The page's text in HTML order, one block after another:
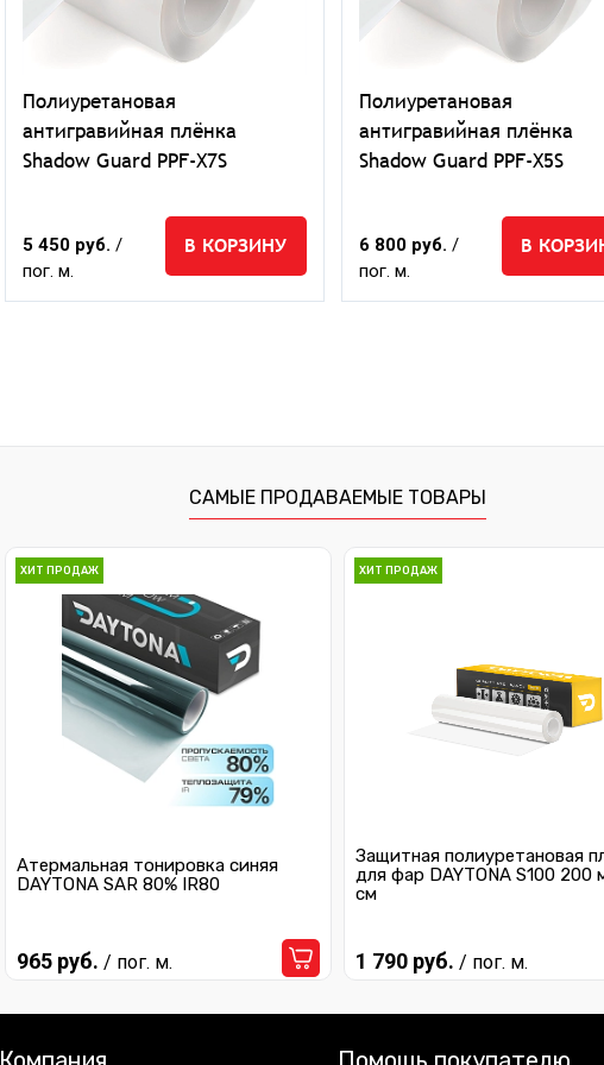
Полиуретановая
антигравийная плёнка
Shadow Guard PPF-X7S
5 450 руб. /
пог. м.
В КОРЗИНУ
Полиуретановая
антигравийная плёнка
Shadow Guard PPF-X5S
6 800 руб. /
пог. м.
В
САМЫЕ ПРОДАВАЕМЫЕ ТОВАРЫ
ХИТ ПРОДАЖ
Атермальная тонировка синяя
DAYTONA SAR 80% IR80
965 руб. / пог. м.
ХИТ ПРОДАЖ
Защитная полиуретановая
для фар DAYTONA S100 200
см
1 790 руб. / пог. м.